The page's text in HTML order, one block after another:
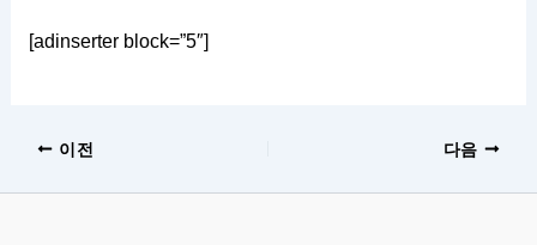
[adinserter block=”5″]
이전 다음